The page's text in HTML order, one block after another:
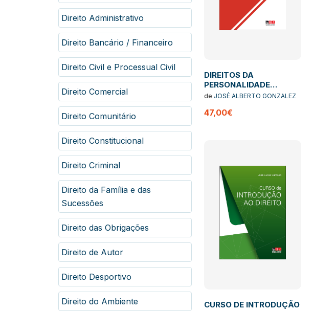
Direito Administrativo
Direito Bancário / Financeiro
Direito Civil e Processual Civil
Direito Comercial
Direito Comunitário
Direito Constitucional
Direito Criminal
Direito da Família e das
Sucessões
Direito das Obrigações
Direito de Autor
Direito Desportivo
Direito do Ambiente
DIREITOS DA
PERSONALIDADE
HUMANA - NOVOS
de JOSÉ ALBERTO GONZALEZ
47,00€
CURSO DE INTRODUÇÃO